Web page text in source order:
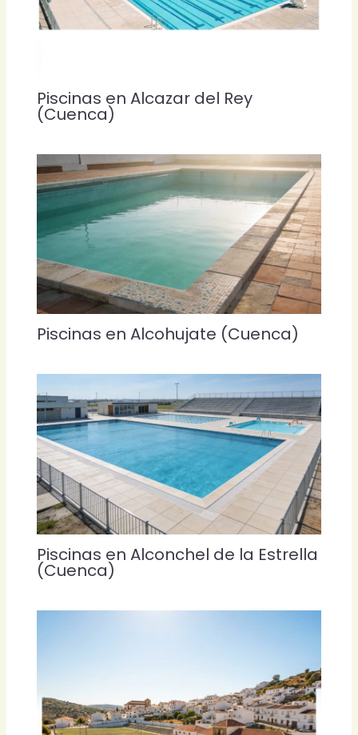
Piscinas en Alcazar del Rey
(Cuenca)
Piscinas en Alcohujate (Cuenca)
Piscinas en Alconchel de la Estrella
(Cuenca)